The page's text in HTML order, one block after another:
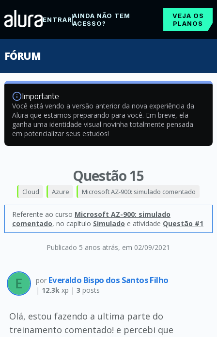
ENTRARAINDA NÃO TEM
ACESSO?
VEJA OS
PLANOS
FÓRUM
Importante
Você está vendo a versão anterior da nova experiência da
Alura que estamos preparando para você. Em breve, ela
ganha uma identidade visual novinha totalmente pensada
em potencializar seus estudos!
Questão 15
Publicado 5 anos atrás, em 02/09/2021
Cloud Azure Microsoft AZ-900: simulado comentado
Referente ao curso Microsoft AZ-900: simulado
comentado, no capítulo Simulado e atividade Questão #1
por Everaldo Bispo dos Santos Filho
| 12.3kxp | 3 posts
Olá, estou fazendo a ultima parte do
treinamento comentado! e percebi que